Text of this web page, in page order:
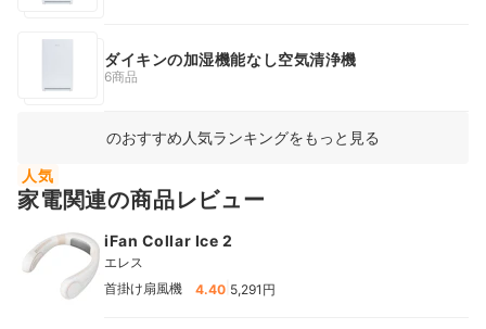
ダイキンの加湿機能なし空気清浄機
6商品
のおすすめ人気ランキングをもっと見る
人気
家電関連の商品レビュー
iFan Collar Ice 2
エレス
首掛け扇風機
4.40 5,291円